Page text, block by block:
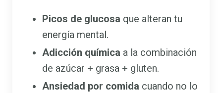
Picos de glucosa que alteran tu
energía mental.
Adicción química a la combinación
de azúcar + grasa + gluten.
Ansiedad por comida cuando no lo